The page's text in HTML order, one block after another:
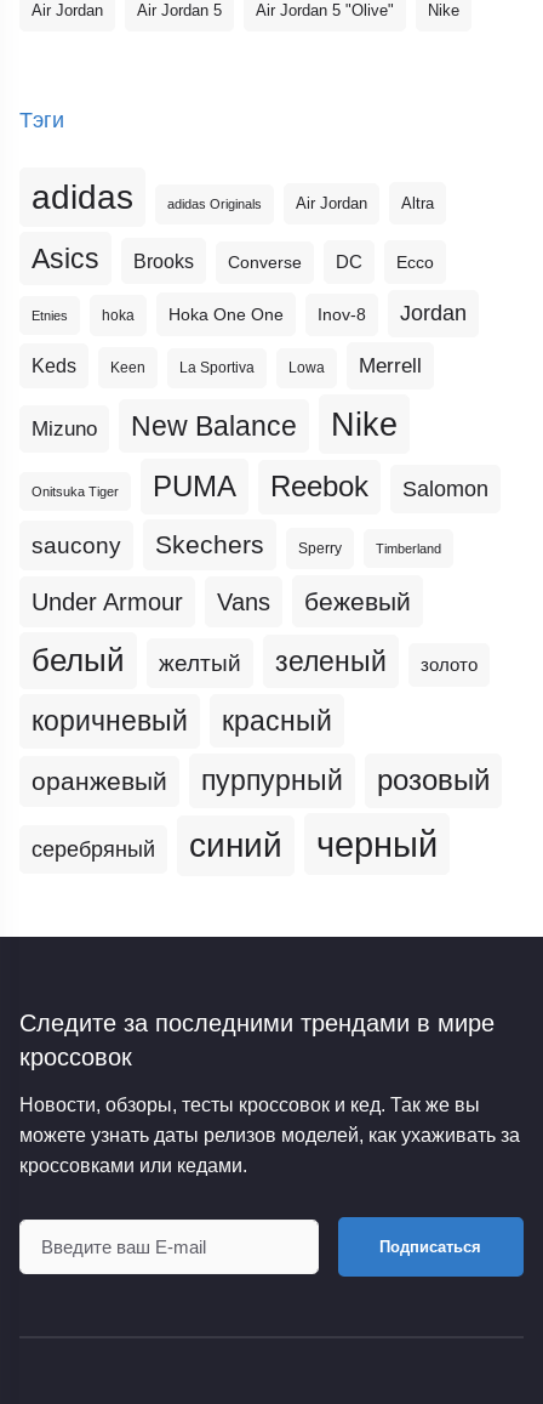
Air Jordan Air Jordan 5 Air Jordan 5 "Olive" Nike
Тэги
adidas adidas Originals Air Jordan Altra
Asics Brooks Converse DC Ecco
Etnies hoka Hoka One One Inov-8 Jordan
Keds Keen La Sportiva Lowa Merrell
Mizuno New Balance Nike
Onitsuka Tiger PUMA Reebok Salomon
saucony Skechers Sperry Timberland
Under Armour Vans бежевый
белый желтый зеленый золото
коричневый красный
оранжевый пурпурный розовый
серебряный синий черный
Следите за последними трендами в мире
кроссовок
Новости, обзоры, тесты кроссовок и кед. Так же вы
можете узнать даты релизов моделей, как ухаживать за
кроссовками или кедами.
Подписаться